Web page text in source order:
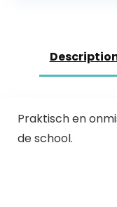
Praktisch en
de school.